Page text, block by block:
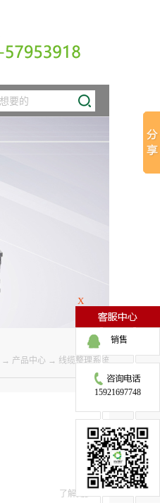
→ 产品中心 → 线缆整理系统
了解更多
X
销售
15921697748